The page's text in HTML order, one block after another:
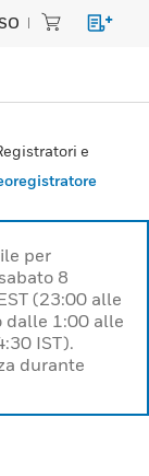
e
per
8
(23:00 alle
dalle 1:00 alle
IST).
durante